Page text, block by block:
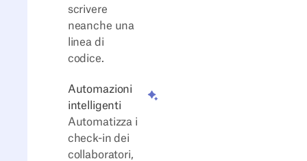
scrivere
neanche una
linea di
codice.
Automazioni
intelligenti
Automatizza i
check-in dei
collaboratori,